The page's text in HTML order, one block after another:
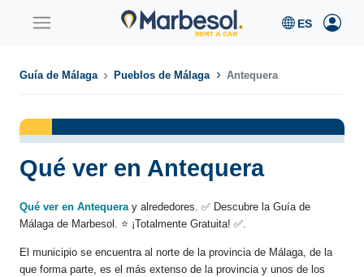
Guía de Málaga Pueblos de Málaga Antequera
Qué ver en Antequera
Qué ver en Antequeray alrededores. ✅ Descubre la Guía de
Málaga de Marbesol. ⭐ ¡Totalmente Gratuita! ✅.
El municipio se encuentra al norte de la provincia de Málaga, de la
que forma parte, es el más extenso de la provincia y unos de los